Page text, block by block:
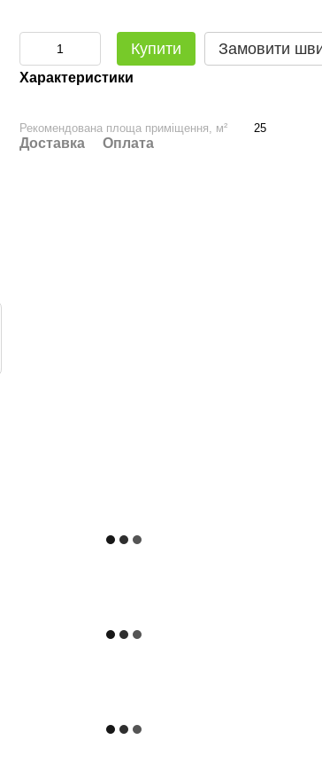
Купити Замовити
Характеристики
Рекомендована площа приміщення, м² 25
Доставка Оплата